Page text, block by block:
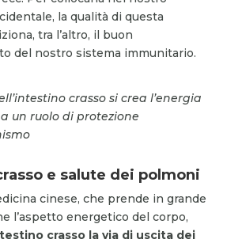
la qualità di questa
tra l’altro, il buon
del nostro sistema immunitario.
crasso si crea l’energia
un ruolo di protezione
e salute dei polmoni
cinese, che prende in grande
l’aspetto energetico del corpo,
crasso la via di uscita dei